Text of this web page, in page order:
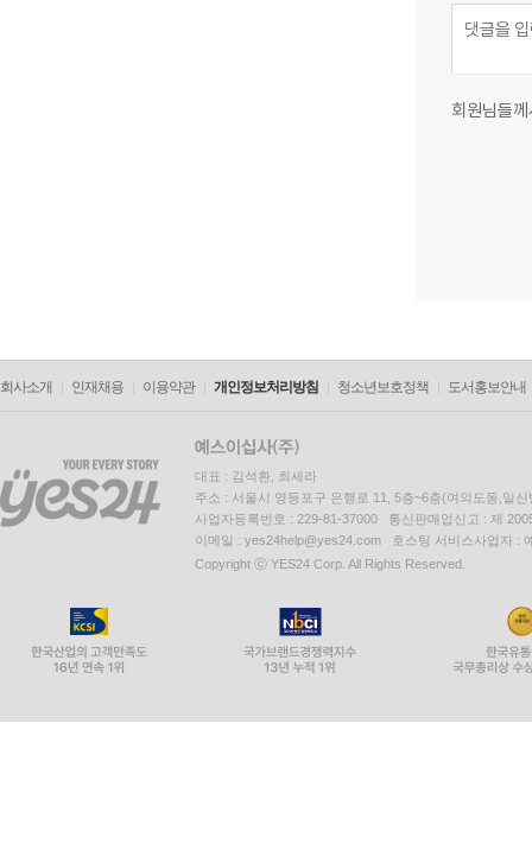
회원님들
회사소개 인재채용 이용약관 개인정보처리방침 청소년보호정책 도서홍보안내
대표 : 김석환, 최세라
주소 : 서울시 영등포구 은행로 11, 5층~6층(여의도동,일신
사업자등록번호 : 229-81-37000 통신판매업신고 : 제
이메일 : yes24help@yes24.com 호스팅 서비스사업자 :
Copyright ⓒ YES24 Corp. All Rights Reserved.